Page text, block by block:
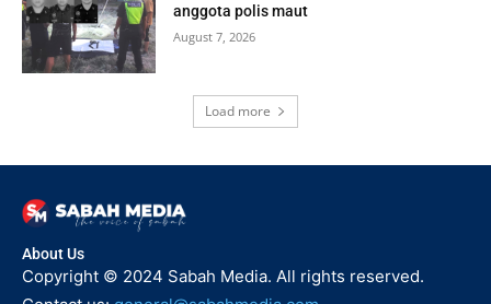
anggota polis maut
August 7, 2026
Load more
About Us
Copyright © 2024 Sabah Media. All rights reserved.